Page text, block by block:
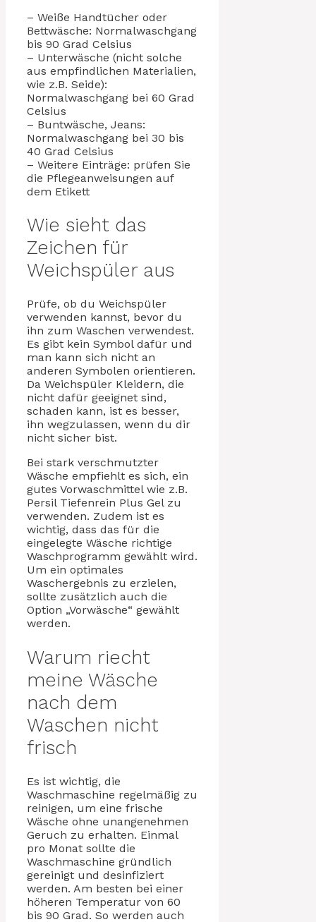
– Weiße Handtücher oder
Bettwäsche: Normalwaschgang
bis 90 Grad Celsius
– Unterwäsche (nicht solche
aus empfindlichen Materialien,
wie z.B. Seide):
Normalwaschgang bei 60 Grad
Celsius
– Buntwäsche, Jeans:
Normalwaschgang bei 30 bis
40 Grad Celsius
– Weitere Einträge: prüfen Sie
die Pflegeanweisungen auf
dem Etikett
Wie sieht das
Zeichen für
Weichspüler aus
Prüfe, ob du Weichspüler
verwenden kannst, bevor du
ihn zum Waschen verwendest.
Es gibt kein Symbol dafür und
man kann sich nicht an
anderen Symbolen orientieren.
Da Weichspüler Kleidern, die
nicht dafür geeignet sind,
schaden kann, ist es besser,
ihn wegzulassen, wenn du dir
nicht sicher bist.
Bei stark verschmutzter
Wäsche empfiehlt es sich, ein
gutes Vorwaschmittel wie z.B.
Persil Tiefenrein Plus Gel zu
verwenden. Zudem ist es
wichtig, dass das für die
eingelegte Wäsche richtige
Waschprogramm gewählt wird.
Um ein optimales
Waschergebnis zu erzielen,
sollte zusätzlich auch die
Option „Vorwäsche“ gewählt
werden.
Warum riecht
meine Wäsche
nach dem
Waschen nicht
frisch
Es ist wichtig, die
Waschmaschine regelmäßig zu
reinigen, um eine frische
Wäsche ohne unangenehmen
Geruch zu erhalten. Einmal
pro Monat sollte die
Waschmaschine gründlich
gereinigt und desinfiziert
werden. Am besten bei einer
höheren Temperatur von 60
bis 90 Grad. So werden auch